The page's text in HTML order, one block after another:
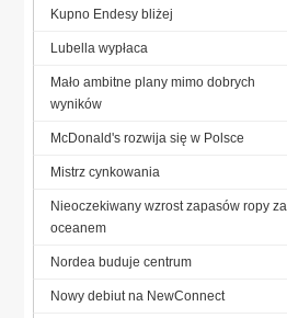
Kupno Endesy bliżej
Lubella wypłaca
Mało ambitne plany mimo dobrych
wyników
McDonald's rozwija się w Polsce
Mistrz cynkowania
Nieoczekiwany wzrost zapasów ropy za
oceanem
Nordea buduje centrum
Nowy debiut na NewConnect